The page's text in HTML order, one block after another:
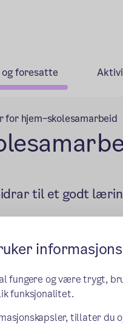
fungere og være trygt,
funksjonalitet.
tillater du
og foresatte
for hjem–skolesamarbeid
til et godt
for
og veilederen
kan bidra til et
nettsider
(ekstern